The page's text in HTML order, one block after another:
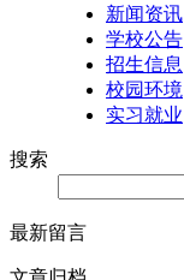
新闻资讯
学校公告
招生信息
校园环境
实习就业
搜索
最新留言